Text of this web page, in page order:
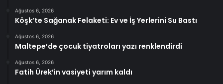
Ağustos 6, 2026
Köşk’te Sağanak Felaketi: Ev ve İş Yerlerini Su Bastı
Ağustos 6, 2026
Maltepe’de çocuk tiyatroları yazı renklendirdi
Ağustos 6, 2026
Fatih Ürek’in vasiyeti yarım kaldı